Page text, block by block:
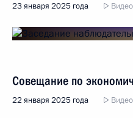
23 января 2025 года
Совещание по
22 января 2025 года